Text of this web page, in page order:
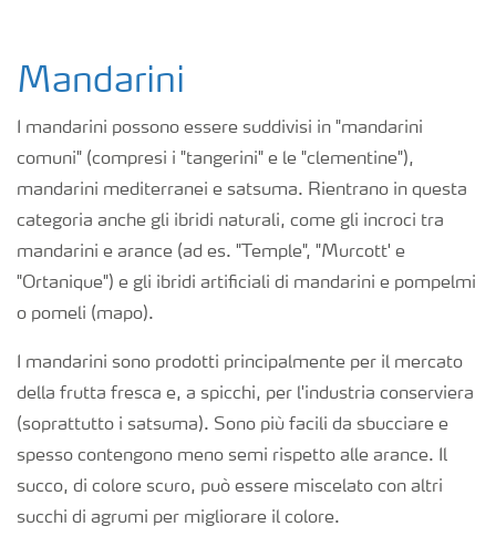
Mandarini
I mandarini possono essere suddivisi in "mandarini
comuni" (compresi i "tangerini" e le "clementine"),
mandarini mediterranei e satsuma. Rientrano in questa
categoria anche gli ibridi naturali, come gli incroci tra
mandarini e arance (ad es. "Temple", "Murcott' e
"Ortanique") e gli ibridi artificiali di mandarini e pompelmi
o pomeli (mapo).
I mandarini sono prodotti principalmente per il mercato
della frutta fresca e, a spicchi, per l'industria conserviera
(soprattutto i satsuma). Sono più facili da sbucciare e
spesso contengono meno semi rispetto alle arance. Il
succo, di colore scuro, può essere miscelato con altri
succhi di agrumi per migliorare il colore.